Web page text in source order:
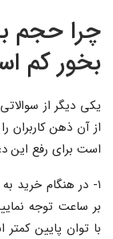
چرا حجم
بخور کم
یکی دیگر از
از آن ذهن
است برای رفع این
بر ساعت توجه
با توان پایین